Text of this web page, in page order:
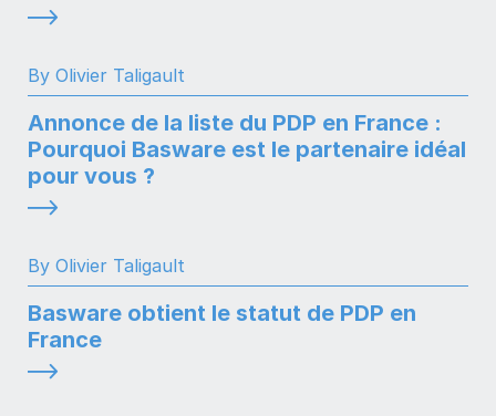
By Olivier Taligault
Annonce de la liste du PDP en France :
Pourquoi Basware est le partenaire idéal
pour vous ?
By Olivier Taligault
Basware obtient le statut de PDP en
France